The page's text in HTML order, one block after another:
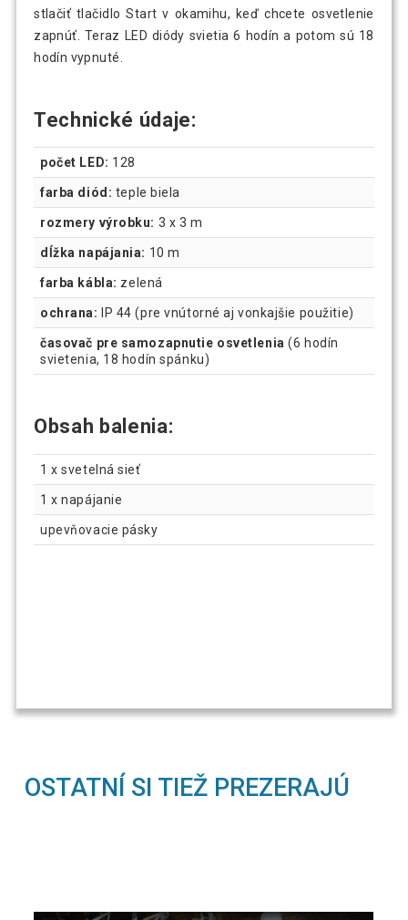
stlačiť tlačidlo Start v okamihu, keď chcete osvetlenie
zapnúť. Teraz LED diódy svietia 6 hodín a potom sú 18
hodín vypnuté.
Technické údaje:
počet LED: 128
farba diód: teple biela
rozmery výrobku: 3 x 3 m
dĺžka napájania: 10 m
farba kábla: zelená
ochrana: IP 44 (pre vnútorné aj vonkajšie použitie)
časovač pre samozapnutie osvetlenia (6 hodín
svietenia, 18 hodín spánku)
Obsah balenia:
1 x svetelná sieť
1 x napájanie
upevňovacie pásky
OSTATNÍ SI TIEŽ PREZERAJÚ